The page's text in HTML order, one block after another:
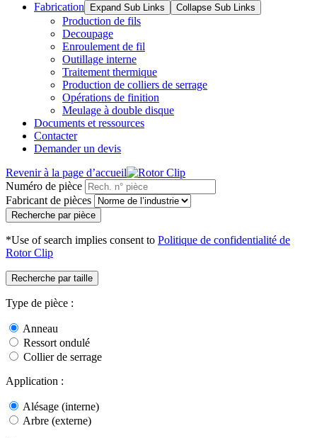
Fabrication
Expand Sub Links Collapse Sub Links
Production de fils
Decoupage
Enroulement de fil
Outillage interne
Traitement thermique
Production de colliers de serrage
Opérations de finition
Meulage à double disque
Documents et ressources
Contacter
Demander un devis
Revenir à la page d’accueil
Numéro de pièce
Fabricant de pièces
Recherche par pièce
*Use of search implies consent to Politique de confidentialité de
Rotor Clip
Recherche par taille
Type de pièce :
Anneau
Ressort ondulé
Collier de serrage
Application :
Alésage (interne)
Arbre (externe)